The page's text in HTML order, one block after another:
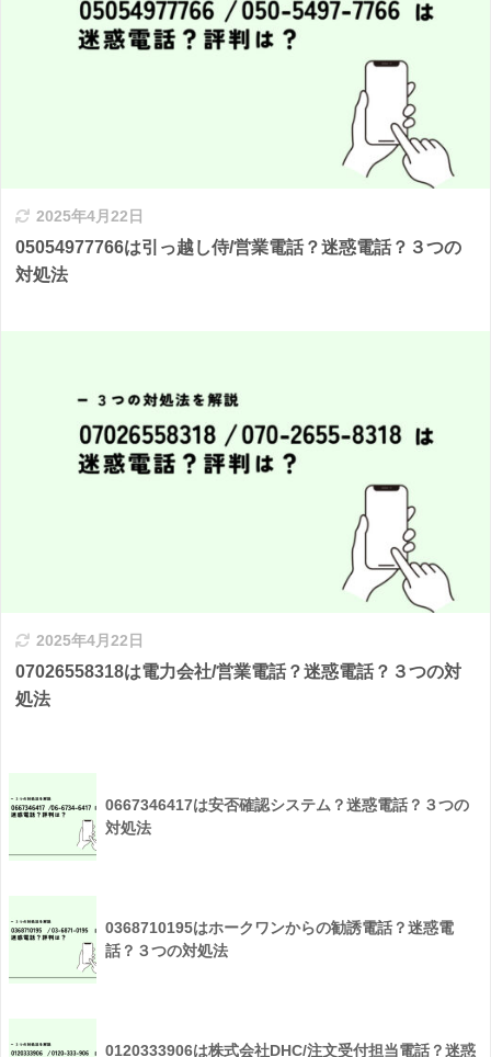
2025年4月22日
05054977766は引っ越し侍/営業電話？迷惑電話？３つの
対処法
2025年4月22日
07026558318は電力会社/営業電話？迷惑電話？３つの対
処法
0667346417は安否確認システム？迷惑電話？３つの
対処法
0368710195はホークワンからの勧誘電話？迷惑電
話？３つの対処法
0120333906は株式会社DHC/注文受付担当電話？迷惑